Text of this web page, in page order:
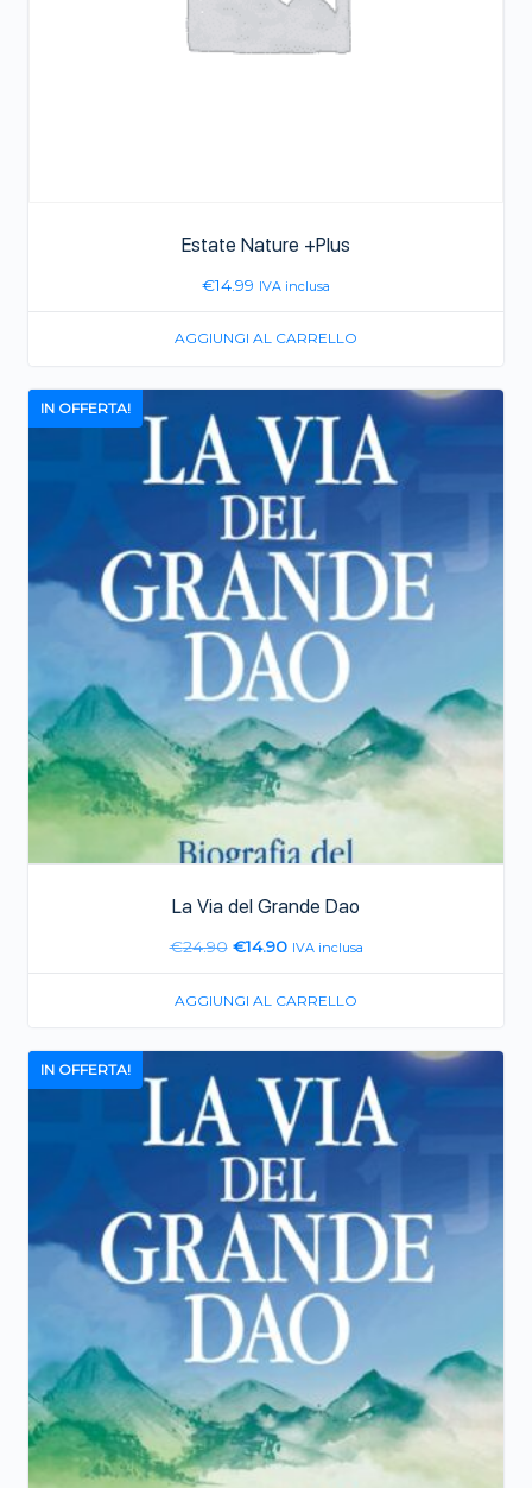
Estate Nature +Plus
€14.99 IVA inclusa
AGGIUNGI AL CARRELLO
IN OFFERTA!
La Via del Grande Dao
€24.90 €14.90 IVA inclusa
AGGIUNGI AL CARRELLO
IN OFFERTA!